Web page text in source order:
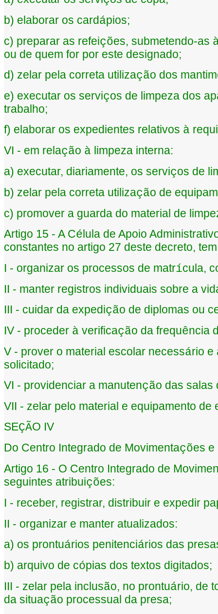
b) elaborar os cardápios;
c) preparar as refeições, submetendo-as
ou de quem for por este designado;
d) zelar pela correta utilização dos
e) executar os serviços de limpeza dos
trabalho;
f) elaborar os expedientes relativos à
VI - em relação à limpeza interna:
a) executar, diariamente, os serviços de
b) zelar pela correta utilização de
c) promover a guarda do material de
Artigo 15 - A Cé lula de Apoio
constantes no artigo 27 deste decreto,
I - organizar os processos de matrícula,
II - manter registros individuais sobre a
III - cuidar da expedição de diplomas ou
IV - proceder à verificação da frequência
V - prover o material escolar necessário e
solicitado;
VI - providenciar a manutenção das salas
VII - zelar pelo material e equipamento de
SEÇÃO IV
Do Centro Integrado de Movimentações e
Artigo 16 - O Centro Integrado de
seguintes atribuições:
I - receber, registrar, distribuir e expedir
II - organizar e manter atualizados:
a) os prontuários penitenciários das
b) arquivo de cópias dos textos digitados;
III - zelar pela inclusão, no prontuário, de
da situação processual da presa;